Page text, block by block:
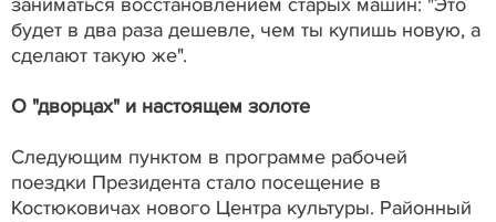
будет в два раза дешевле, чем ты купишь новую, а
сделают такую же".
О "дворцах" и настоящем золоте
Следующим пунктом в программе рабочей
поездки Президента стало посещение в
Костюковичах нового Центра культуры. Районный